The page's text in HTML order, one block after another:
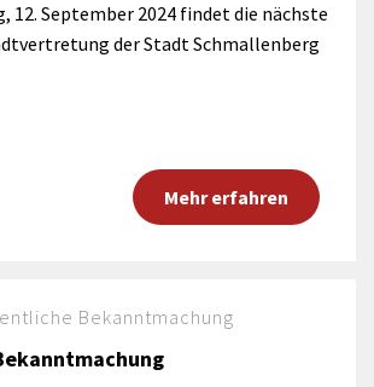
12. September 2024 findet die nächste
der Stadt Schmallenberg
Mehr erfahren
Bekanntmachung